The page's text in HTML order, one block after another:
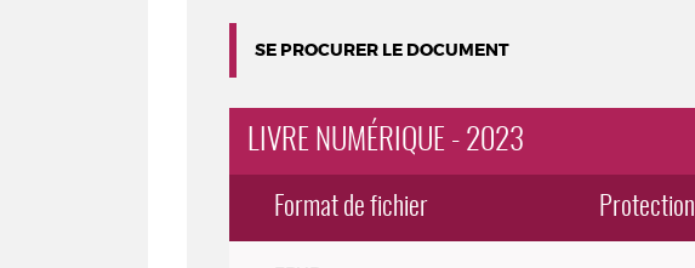
SE PROCURER LE DOCUMENT
LIVRE NUMÉRIQUE - 2023
Format de fichier Protection